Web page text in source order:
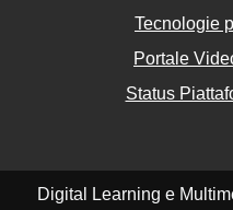
Tecnologie
Portale
Status
Digital Learning e